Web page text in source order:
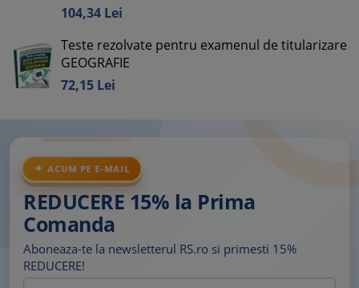
104,34 Lei
Teste rezolvate pentru examenul de titularizare
GEOGRAFIE
72,15 Lei
ACUM PE E-MAIL
REDUCERE 15% la Prima
Comanda
Aboneaza-te la newsletterul RS.ro si primesti 15%
REDUCERE!